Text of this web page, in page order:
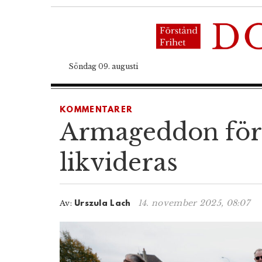
Söndag 09. augusti
KOMMENTARER
Armageddon
likvideras
Av: Urszula Lach 14. november 2025, 08:07